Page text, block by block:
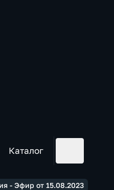
Каталог
- Эфир от 15.08.2023